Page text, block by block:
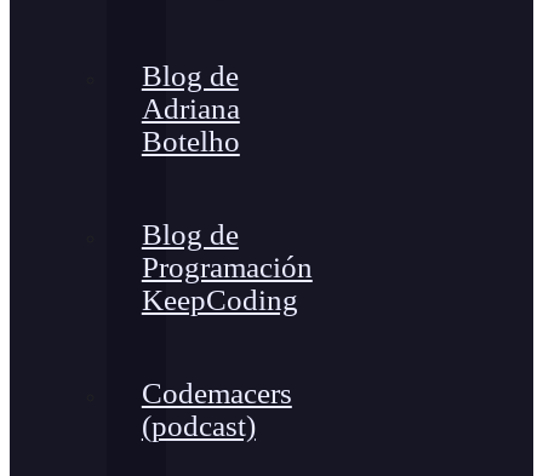
Blog de
Adriana
Botelho
Blog de
Programación
KeepCoding
Codemacers
(podcast)